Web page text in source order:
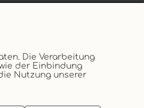
Die Verarbeitung
der Einbindung
Nutzung unserer